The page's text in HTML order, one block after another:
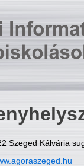
Szeged Kálvária